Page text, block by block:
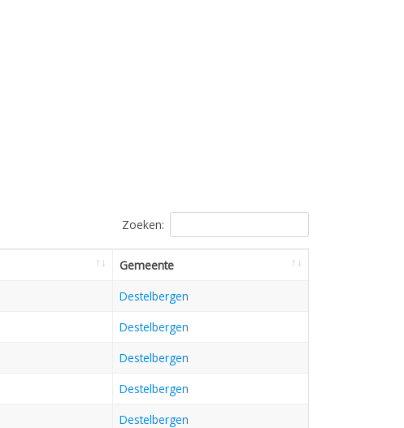
Zoeken:
Gemeente
Destelbergen
Destelbergen
Destelbergen
Destelbergen
Destelbergen